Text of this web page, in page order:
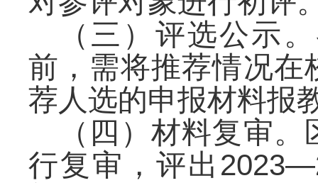
（三）评选公示
前，需将推荐情况在
荐人选的申报材料报
（四）材料复审
行复审，评出